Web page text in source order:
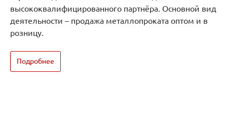
высококвалифицированного партнёра. Основной вид
деятельности – продажа металлопроката оптом и в
розницу.
Подробнее